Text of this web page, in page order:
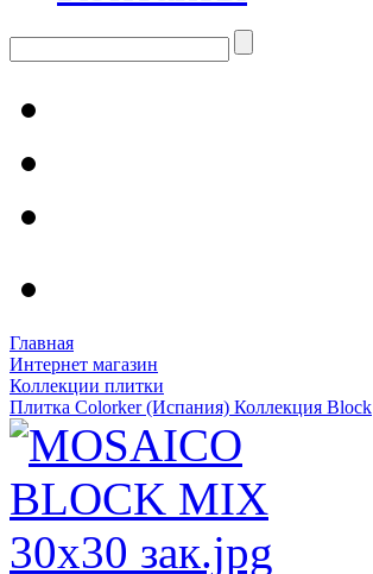
Главная
Интернет магазин
Коллекции плитки
Плитка Colorker (Испания) Коллекция Block